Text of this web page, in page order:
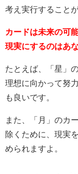
考え実行すること
カードは未来の可
現実にするのはあ
たとえば、「星」
理想に向かって努
も良いです。
また、「月」のカ
除くために、現実
められますよ。